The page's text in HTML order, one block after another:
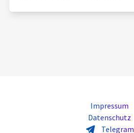
Impressum
Datenschutz
Telegram